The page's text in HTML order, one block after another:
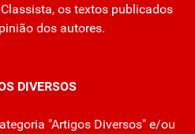
os textos publicados
dos autores.
DIVERSOS
"Artigos Diversos" e/ou